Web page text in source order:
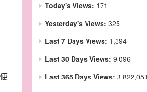
Today's Views: 171
Yesterday's Views: 325
Last 7 Days Views: 1,394
Last 30 Days Views: 9,096
Last 365 Days Views: 3,822,051